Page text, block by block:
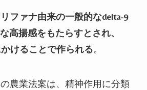
ファナ由来の一般的なdelta-9
高揚感をもたらすとされ、
けることで作られる。
農業法案は、精神作用に分類